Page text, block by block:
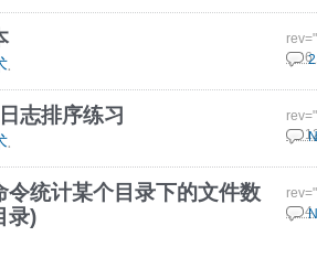
10 6
.
志排序练习
28
.
统计某个目录下的文件数
录)
23 4